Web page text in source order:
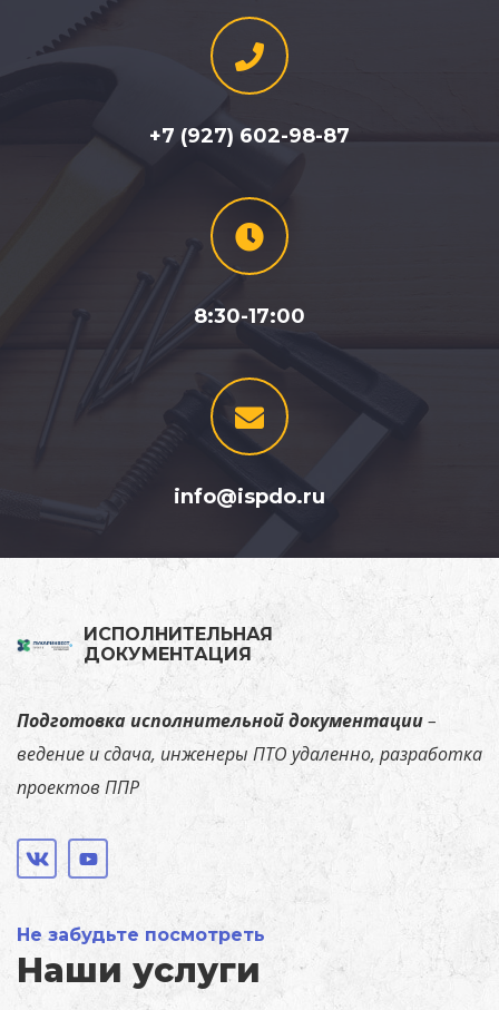
+7 (927) 602-98-87
8:30-17:00
info@ispdo.ru
ИСПОЛНИТЕЛЬНАЯ
ДОКУМЕНТАЦИЯ
Подготовка исполнительной документации–
ведение и сдача, инженеры ПТО удаленно, разработка
проектов ППР
Не забудьте посмотреть
Наши услуги